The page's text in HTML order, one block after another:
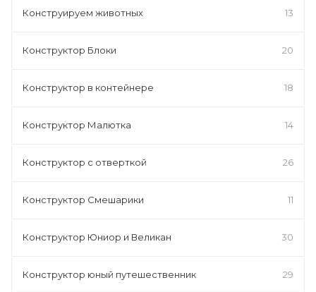
Конструируем животных 13
Конструктор Блоки 20
Конструктор в контейнере 18
Конструктор Малютка 14
Конструктор с отверткой 26
Конструктор Смешарики 11
Конструктор Юниор и Великан 30
Конструктор юный путешественник 29